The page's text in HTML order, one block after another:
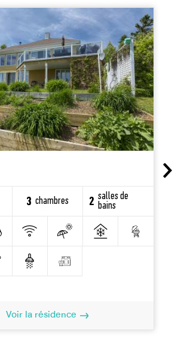
3 chambres 2 salles de
bains
Voir la résidence